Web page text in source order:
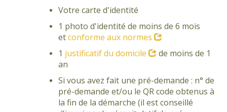
Votre carte d'identité
1 photo d'identité de moins de 6 mois
etconforme aux normes
1 justificatif du domicile
de moins de 1
an
Si vous avez fait une pré-demande : n° de
pré-demande et/ou le QR code obtenus à
la fin de la démarche (il est conseillé